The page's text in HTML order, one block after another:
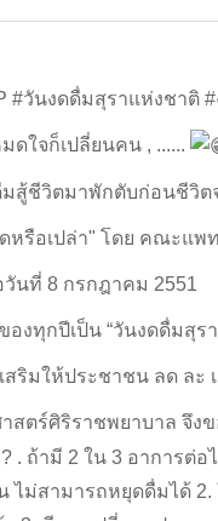
#วันงดดื่มสุราแห่งชาติ #
ใจก็เปลี่ยนคน , ......
สู้ชีวิตมาพักตับก่อนชีวิต
รือเปล่า" โดย คณะแพ
นที่ 8 กรกฎาคม 2551
งทุกปีเป็น “วันงดดื่มสุร
สริมให้ประชาชน ลด ละ
ตร์ศิริราชพยาบาล จึง
. ถ้ามี 2 ใน 3 อาการต่
ไม่สามารถหยุดดื่มได้